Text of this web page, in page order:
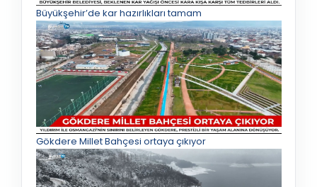
Büyükşehir’de kar hazırlıkları tamam
Gökdere Millet Bahçesi ortaya çıkıyor